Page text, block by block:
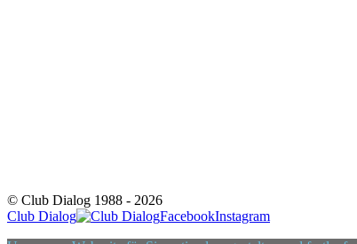
© Club Dialog 1988 - 2026
Club Dialog
FacebookInstagram